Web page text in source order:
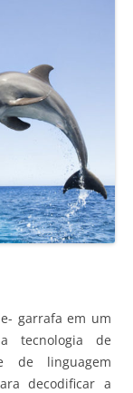
garrafa em um
tecnologia de
de linguagem
decodificar a